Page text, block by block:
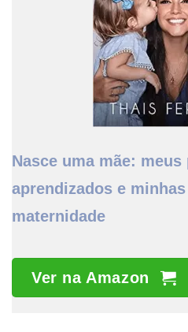
Nasce uma mãe:
aprendizados e
maternidade
Ver na Amazon